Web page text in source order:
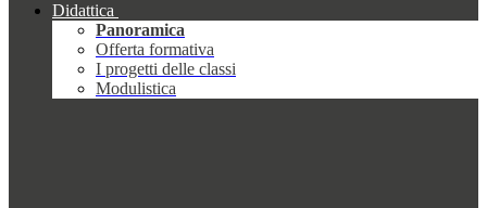
Didattica
Panoramica
Offerta formativa
I progetti delle classi
Modulistica